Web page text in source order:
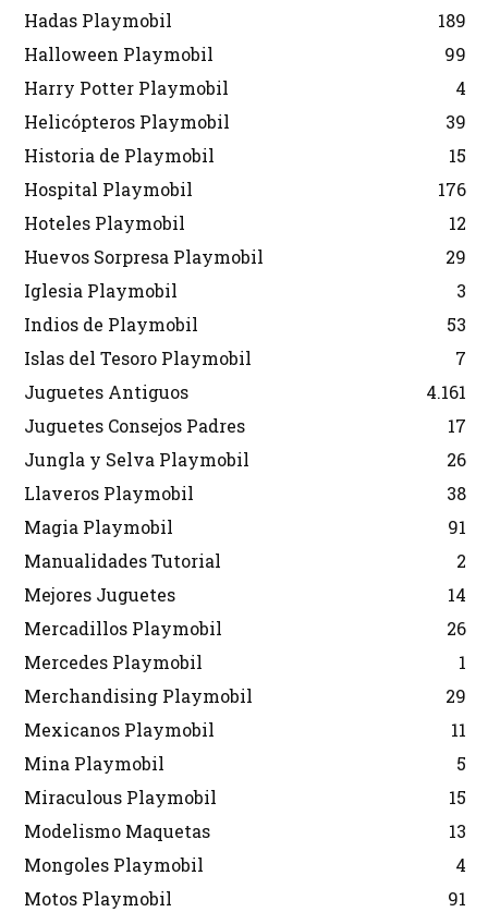
Hadas Playmobil
189
Halloween Playmobil
99
Harry Potter Playmobil
4
Helicópteros Playmobil
39
Historia de Playmobil
15
Hospital Playmobil
176
Hoteles Playmobil
12
Huevos Sorpresa Playmobil
29
Iglesia Playmobil
3
Indios de Playmobil
53
Islas del Tesoro Playmobil
7
Juguetes Antiguos
4.161
Juguetes Consejos Padres
17
Jungla y Selva Playmobil
26
Llaveros Playmobil
38
Magia Playmobil
91
Manualidades Tutorial
2
Mejores Juguetes
14
Mercadillos Playmobil
26
Mercedes Playmobil
1
Merchandising Playmobil
29
Mexicanos Playmobil
11
Mina Playmobil
5
Miraculous Playmobil
15
Modelismo Maquetas
13
Mongoles Playmobil
4
Motos Playmobil
91